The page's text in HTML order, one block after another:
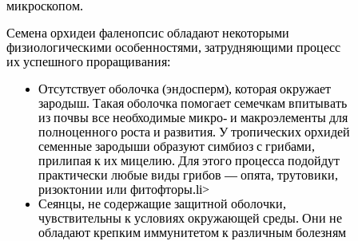
микроскопом.
Семена орхидеи фаленопсис обладают некоторыми
физиологическими особенностями, затрудняющими процесс
их успешного проращивания:
Отсутствует оболочка (эндосперм), которая окружает
зародыш. Такая оболочка помогает семечкам впитывать
из почвы все необходимые микро- и макроэлементы для
полноценного роста и развития. У тропических орхидей
семенные зародыши образуют симбиоз с грибами,
прилипая к их мицелию. Для этого процесса подойдут
практически любые виды грибов — опята, трутовики,
ризоктонии или фитофторы.li>
Сеянцы, не содержащие защитной оболочки,
чувствительны к условиях окружающей среды. Они не
обладают крепким иммунитетом к различным болезням